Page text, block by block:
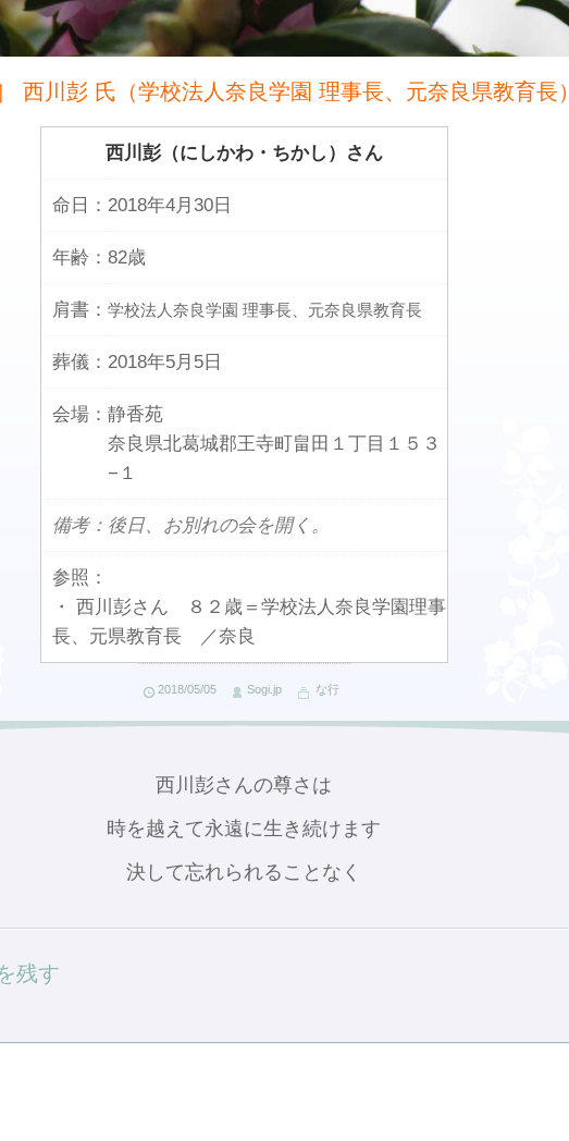
西川彭 氏（学校法人奈良学園 理事長、元奈良県教育長）
西川彭（にしかわ・ちかし）さん
命日： 2018年4月30日
年齢： 82歳
肩書： 学校法人奈良学園 理事長、元奈良県教育長
葬儀： 2018年5月5日
会場： 静香苑
奈良県北葛城郡王寺町畠田１丁目１５３
−１
備考：後日、お別れの会を開く。
参照：
・ 西川彭さん ８２歳＝学校法人奈良学園理事
長、元県教育長 ／奈良
2018/05/05 Sogi.jp な行
西川彭さんの尊さは
時を越えて永遠に生き続けます
決して忘れられることなく
残す